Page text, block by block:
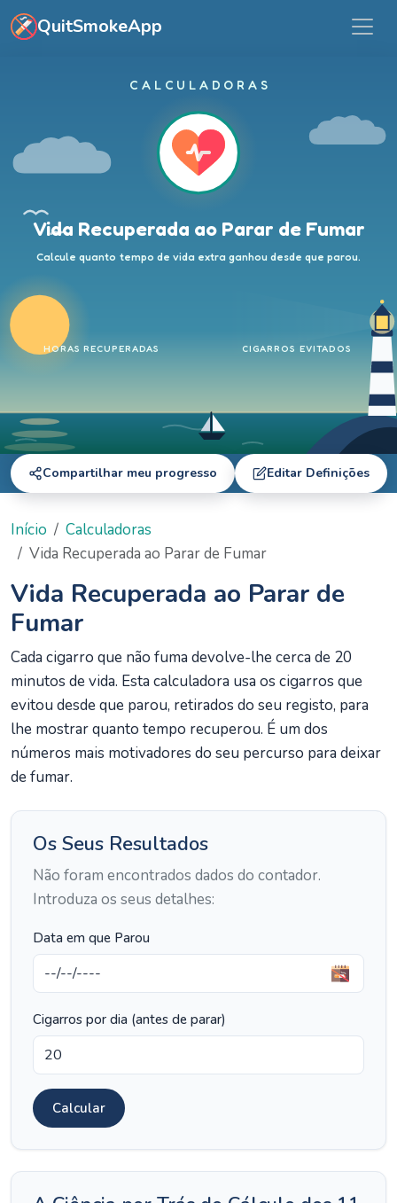
Saltar para o conteúdo principal
QuitSmokeApp
CALCULADORAS
Vida Recuperada ao Parar de Fumar
Calcule quanto tempo de vida extra ganhou desde que parou.
HORAS RECUPERADAS CIGARROS EVITADOS
Compartilhar meu progresso Editar Definições
Início
Calculadoras
Vida Recuperada ao Parar de Fumar
Vida Recuperada ao Parar de
Fumar
Cada cigarro que não fuma devolve-lhe cerca de 20
minutos de vida. Esta calculadora usa os cigarros que
evitou desde que parou, retirados do seu registo, para
lhe mostrar quanto tempo recuperou. É um dos
números mais motivadores do seu percurso para deixar
de fumar.
Os Seus Resultados
Não foram encontrados dados do contador.
Introduza os seus detalhes:
Data em que Parou
Cigarros por dia (antes de parar)
Calcular